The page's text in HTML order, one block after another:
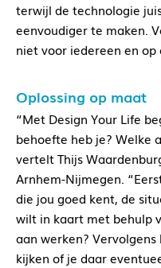
terwijl de technologie
eenvoudiger te maken.
niet voor iedereen en
Oplossing op maat
“Met Design Your Life
behoefte heb je? Welke
vertelt Thijs
Arnhem-Nijmegen.
die jou goed kent, de
wilt in kaart met behulp
aan werken?
kijken of je daar